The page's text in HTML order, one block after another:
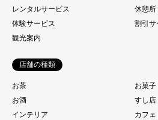
レンタルサービス
休憩所
体験サービス
割引サ
観光案内
店舗の種類
お茶
お菓子
お酒
すし店
インテリア
カフェ